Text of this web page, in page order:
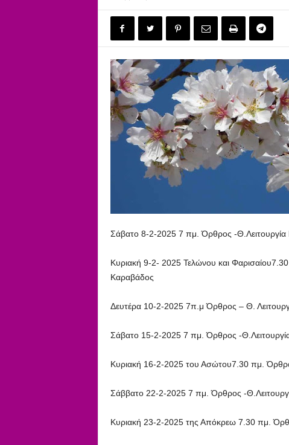
Σάβατο 8-2-2025 7 πμ. Όρθρος -
Κυριακή 9-2- 2025 Τελώνου και
Καραβάδος
Δευτέρα 10-2-2025 7π.μ Όρθρος – Θ.
Σάβατο 15-2-2025 7 πμ. Όρθρος -
Κυριακή 16-2-2025 του Ασώτου7.30 πμ.
Σάββατο 22-2-2025 7 πμ. Όρθρος -
Κυριακή 23-2-2025 της Απόκρεω 7.30 πμ.